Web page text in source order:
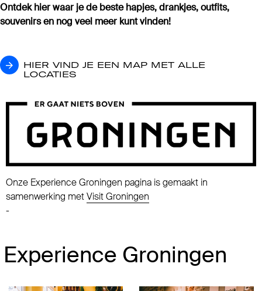
Ontdek hier waar je de beste hapjes, drankjes, outfits,
souvenirs en nog veel meer kunt vinden!
HIER VIND JE EEN MAP MET ALLE LOCATIES
HIER VIND JE EEN MAP MET ALLE
LOCATIES
Onze Experience Groningen pagina is gemaakt in
samenwerking metVisit Groningen
-
Experience Groningen